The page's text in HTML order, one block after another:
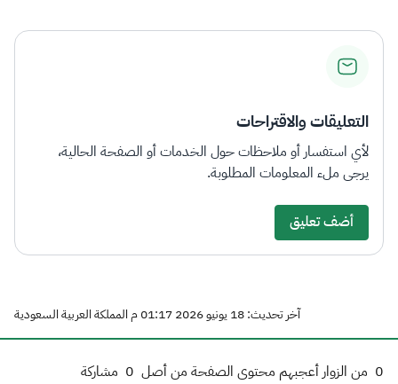
التعليقات والاقتراحات
لأي استفسار أو ملاحظات حول الخدمات أو الصفحة الحالية،
يرجى ملء المعلومات المطلوبة.
أضف تعليق
آخر تحديث: 18 يونيو 2026 01:17 م المملكة العربية السعودية
0 من الزوار أعجبهم محتوى الصفحة من أصل 0 مشاركة